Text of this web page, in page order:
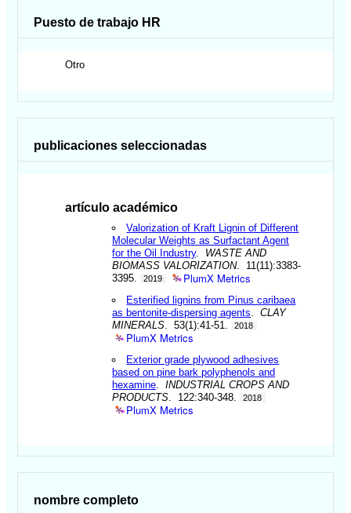
Puesto de trabajo HR
Otro
publicaciones seleccionadas
artículo académico
Valorization of Kraft Lignin of Different
Molecular Weights as Surfactant Agent
for the Oil Industry. WASTE AND
BIOMASS VALORIZATION. 11(11):3383-
3395.
2019 PlumX Metrics
Esterified lignins from Pinus caribaea
as bentonite-dispersing agents .CLAY
MINERALS . 53(1):41-51. 2018
PlumX Metrics
Exterior grade plywood adhesives
based on pine bark polyphenols and
hexamine .INDUSTRIAL CROPS AND
PRODUCTS . 122:340-348. 2018
PlumX Metrics
nombre completo